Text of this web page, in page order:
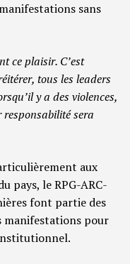
sans
ce plaisir. C’est
tous les leaders
y a des violences,
sera
aux
pays, le RPG-ARC-
font partie des
manifestations pour